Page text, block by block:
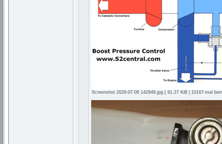
Screenshot 2026-07-06 142949.jpg [ 91.27 KiB | 10167-mal